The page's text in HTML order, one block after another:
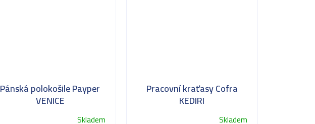
Pánská polokošile Payper
VENICE
Skladem
Pracovní kraťasy Cofra
KEDIRI
Skladem